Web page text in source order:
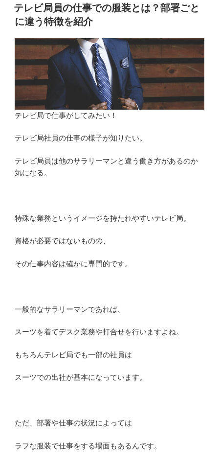
番
組
と
情
番
組
の
違
い
は？
当
部
事
容
解
稿
日:
テレビ局員の仕事での服装とは？部署ごと
に違う特徴を紹介
テレビ局で仕事がしてみたい！
テレビ局社員の仕事の様子が知りたい。
テレビ局員は他のサラリーマンと違う働き方があるのか
気になる。
特殊な業務というイメージを持たれやすいテレビ局。
資格が必要ではないものの、
その仕事内容は確かに専門的です。
一般的なサラリーマンであれば、
スーツを着てデスク業務や打合せを行いますよね。
もちろんテレビ局でも一部の社員は
スーツでの出社が基本になっています。
ただ、部署や仕事の状況によっては
ラフな服装で仕事をする場面もあるんです。